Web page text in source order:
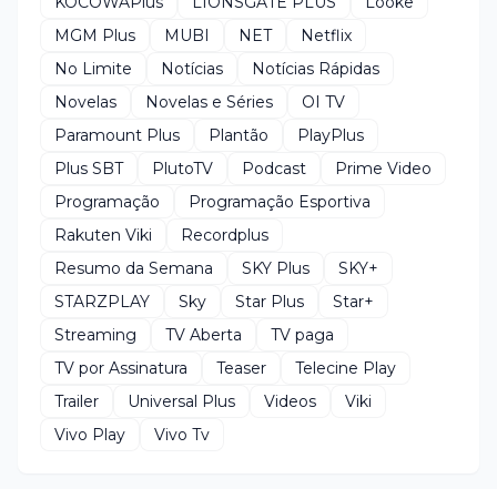
MGM Plus
MUBI NET
Netflix
No Limite
Notícias
Notícias Rápidas
Novelas
Novelas e Séries
OI TV
Paramount Plus
Plantão
PlayPlus
Plus SBT
PlutoTV Podcast
Prime Video
Programação
Programação Esportiva
Rakuten Viki
Recordplus
Resumo da Semana
SKY Plus
SKY+
STARZPLAY
Sky Star Plus
Star+
Streaming
TV Aberta
TV paga
TV por Assinatura
Teaser
Telecine Play
Trailer
Universal Plus Videos
Viki
Vivo Play
Vivo Tv